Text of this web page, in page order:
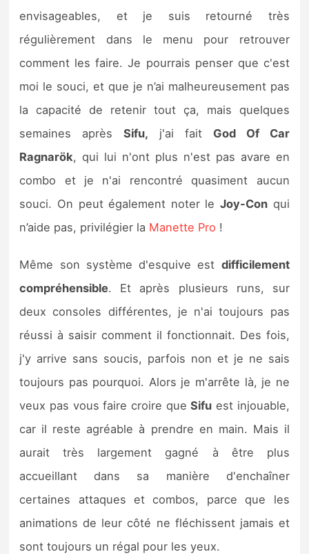
envisageables, et je suis retourné très
régulièrement dans le menu pour retrouver
comment les faire. Je pourrais penser que c'est
moi le souci, et que je n’ai malheureusement pas
la capacité de retenir tout ça, mais quelques
semaines aprèsSifu, j'ai fait God Of Car
Ragnarök, qui lui n'ont plus n'est pas avare en
combo et je n'ai rencontré quasiment aucun
souci. On peut également noter leJoy-Con qui
n’aide pas, privilégier la Manette Pro !
Même son système d'esquive est difficilement
compréhensible. Et après plusieurs runs, sur
deux consoles différentes, je n'ai toujours pas
réussi à saisir comment il fonctionnait. Des fois,
j'y arrive sans soucis, parfois non et je ne sais
toujours pas pourquoi. Alors je m'arrête là, je ne
veux pas vous faire croire queSifu est injouable,
car il reste agréable à prendre en main. Mais il
aurait très largement gagné à être plus
accueillant dans sa manière d'enchaîner
certaines attaques et combos, parce que les
animations de leur côté ne fléchissent jamais et
sont toujours un régal pour les yeux.